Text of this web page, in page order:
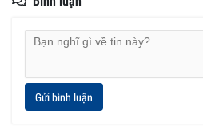
Gửi bình luận